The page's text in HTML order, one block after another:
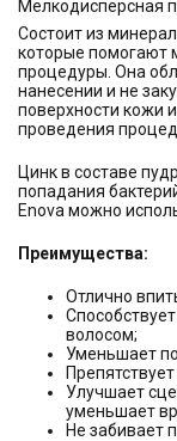
Мелкодисперсная
Состоит из
которые помогают
процедуры. Она
нанесении и не
поверхности кожи
проведения
Цинк в составе
попадания
Enova можно
Преимущества:
Отлично
волосом;
Уменьшает
Улучшает
уменьшает
Не забивает